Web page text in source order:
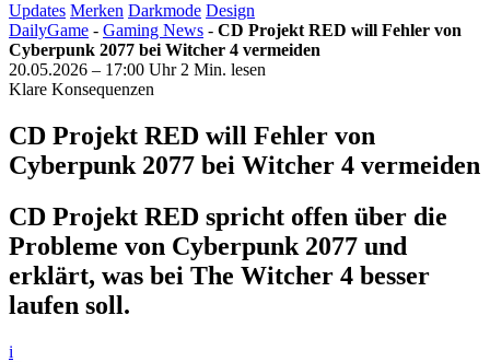
Updates Merken Darkmode Design
DailyGame - Gaming News - CD Projekt RED will Fehler von
Cyberpunk 2077 bei Witcher 4 vermeiden
20.05.2026 – 17:00 Uhr 2 Min. lesen
Klare Konsequenzen
CD Projekt RED will Fehler von
Cyberpunk 2077 bei Witcher 4 vermeiden
CD Projekt RED spricht offen über die
Probleme von Cyberpunk 2077 und
erklärt, was bei The Witcher 4 besser
laufen soll.
i